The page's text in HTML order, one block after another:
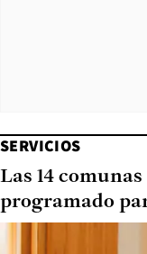
SERVICIOS
Las 14
programado